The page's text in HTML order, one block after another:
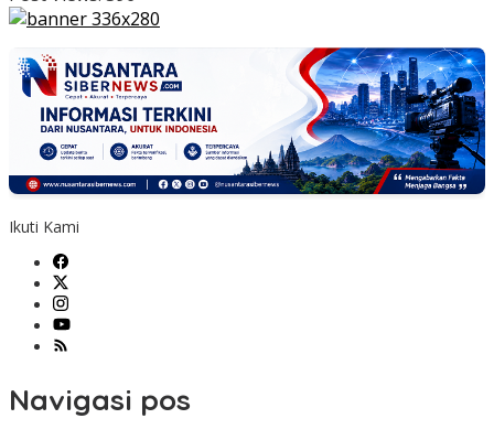
Ikuti Kami
Navigasi pos